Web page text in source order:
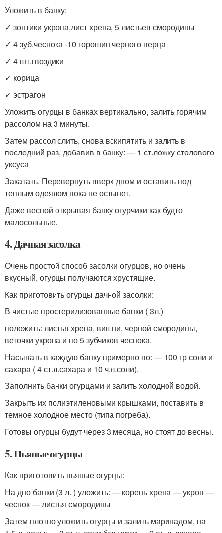
Уложить в банку:
✓ зонтики укропа,лист хрена, 5 листьев смородины
✓ 4 зуб.чеснока -10 горошин черного перца
✓ 4 шт.гвоздики
✓ корица
✓ эстрагон
Уложить огурцы в банках вертикально, залить горячим
рассолом на 3 минуты.
Затем рассол слить, снова вскипятить и залить в
последний раз, добавив в банку: — 1 ст.ложку столового
уксуса
Закатать. Перевернуть вверх дном и оставить под
теплым одеялом пока не остынет.
Даже весной открывая банку огурчики как будто
малосольные.
4. Дачная засолка
Очень простой способ засолки огурцов, но очень
вкусный, огурцы получаются хрустящие.
Как приготовить огурцы дачной засолки:
В чистые простерилизованные банки ( 3л.)
положить: листья хрена, вишни, черной смородины,
веточки укропа и по 5 зубчиков чеснока.
Насыпать в каждую банку примерно по: — 100 гр соли и
сахара ( 4 ст.л.сахара и 10 ч.л.соли).
Заполнить банки огурцами и залить холодной водой.
Закрыть их полиэтиленовыми крышками, поставить в
темное холодное место (типа погреба).
Готовы огурцы будут через 3 месяца, но стоят до весны.
5. Пьяные огурцы
Как приготовить пьяные огурцы:
На дно банки (3 л. ) уложить: — корень хрена — укроп —
чеснок — листья смородины
Затем плотно уложить огурцы и залить маринадом, на